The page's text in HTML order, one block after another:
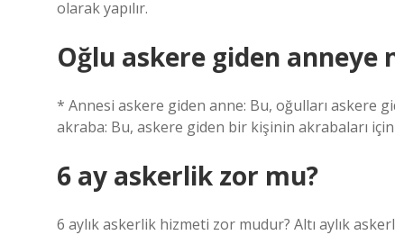
olarak yapılır.
Oğlu askere giden anneye
* Annesi askere giden anne: Bu, oğulları askere
akraba: Bu, askere giden bir kişinin akrabaları
6 ay askerlik zor mu?
6 aylık askerlik hizmeti zor mudur? Altı aylık